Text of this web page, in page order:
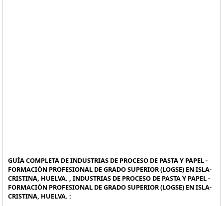
GUÍA COMPLETA DE INDUSTRIAS DE PROCESO DE PASTA Y PAPEL -
FORMACIÓN PROFESIONAL DE GRADO SUPERIOR (LOGSE) EN ISLA-
CRISTINA, HUELVA. , INDUSTRIAS DE PROCESO DE PASTA Y PAPEL -
FORMACIÓN PROFESIONAL DE GRADO SUPERIOR (LOGSE) EN ISLA-
CRISTINA, HUELVA. :